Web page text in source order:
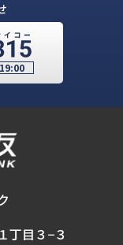
丁目３−３